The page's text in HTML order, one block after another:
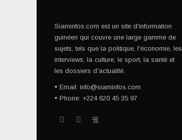
Siaminfos.com est un site d'information
guinéen qui couvre une large gamme de
sujets, tels que la politique, l'économie, les
interviews, la culture, le sport, la santé et
les dossiers d'actualité.
• Email: info@siaminfos.com
• Phone: +224 620 45 35 97